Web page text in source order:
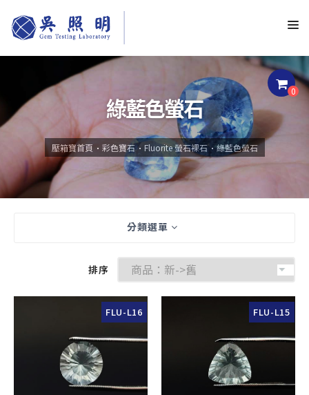
0
綠藍色螢石
壓箱寶首頁 彩色寶石 Fluorite 螢石裸石 綠藍色螢石
分類選單
排序
FLU-L16 FLU-L15